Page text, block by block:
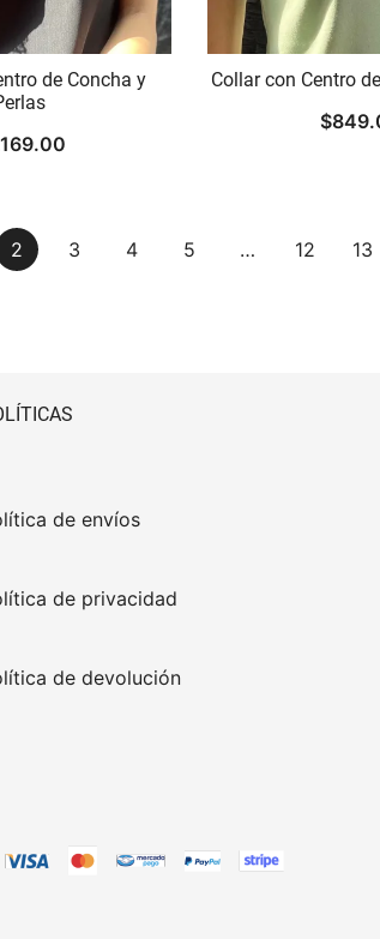
de Concha y
Collar con Centro
$
2 3 4 5 … 12 13
de envíos
de privacidad
de devolución